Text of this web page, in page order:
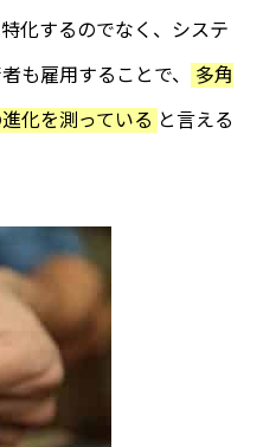
化するのでなく、システ
も雇用することで、
多角
化を測っている と言える